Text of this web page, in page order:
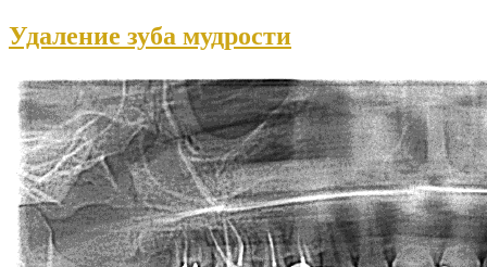
Удаление зуба мудрости